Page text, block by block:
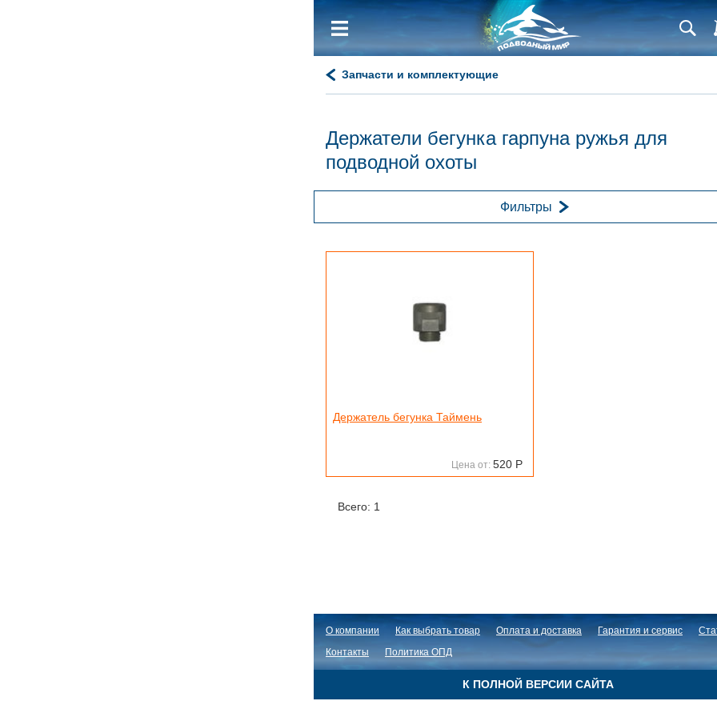
Запчасти и комплектующие
Держатели бегунка гарпуна ружья для
подводной охоты
Фильтры
Держатель бегунка Таймень
Цена от: 520 Р
Всего: 1
О компании Как выбрать товар Оплата и доставка Гарантия и сервис
Контакты
Политика ОПД
К ПОЛНОЙ ВЕРСИИ САЙТА